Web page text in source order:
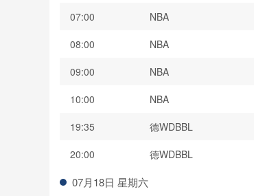
07:00
NBA
08:00
NBA
09:00
NBA
10:00
NBA
19:35
德WDBBL
20:00
德WDBBL
07月18日 星期六